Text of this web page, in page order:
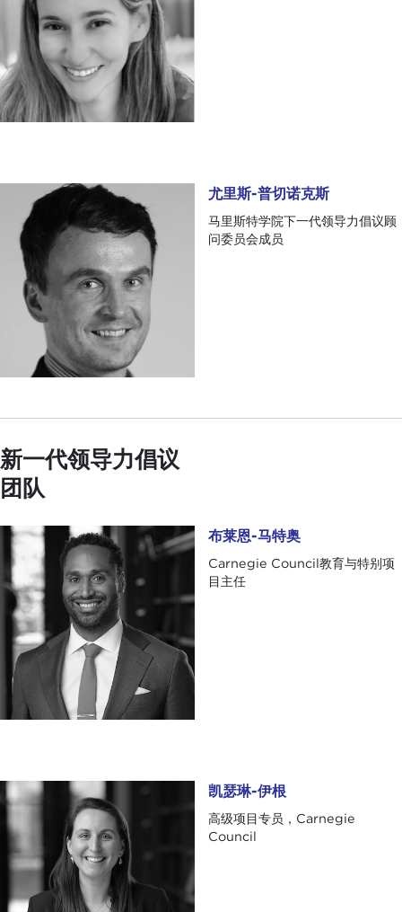
尤里斯-普切诺克斯 尤里斯-普切诺克斯
马里斯特学院下一代领导力倡议顾
问委员会成员
新一代领导力倡议
团队
布莱恩-马特奥 布莱恩-马特奥
Carnegie Council教育与特别项
目主任
凯瑟琳-伊根 凯瑟琳-伊根
高级项目专员，Carnegie
Council